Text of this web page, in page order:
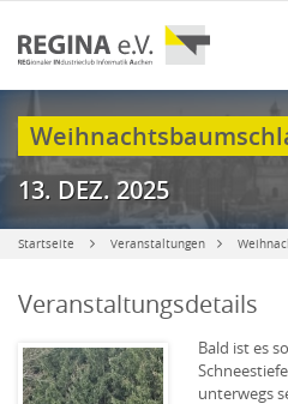
13. DEZ. 2025
Startseite Veranstaltungen
Veranstaltungsdetails
Bald ist es
unterwegs